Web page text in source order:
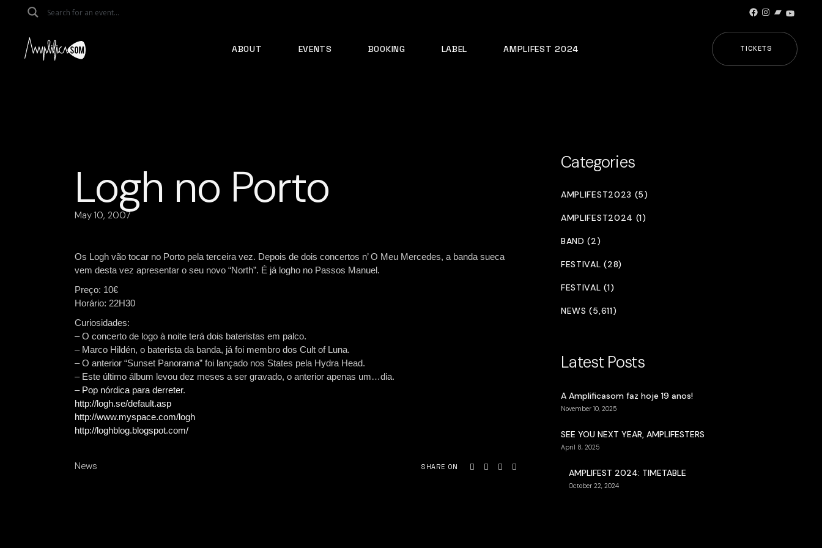
Facebook
Instagram
Bandcamp
ABOUT EVENTS BOOKING LABEL AMPLIFEST 2024 TICKETS
Logh no Porto
May 10, 2007
Os Logh vão tocar no Porto pela terceira vez. Depois de dois concertos n’ O Meu Mercedes, a banda sueca
vem desta vez apresentar o seu novo “North”. É já logho no Passos Manuel.
Preço: 10€
Horário: 22H30
Curiosidades:
– O concerto de logo à noite terá dois bateristas em palco.
– Marco Hildén, o baterista da banda, já foi membro dos Cult of Luna.
– O anterior “Sunset Panorama” foi lançado nos States pela Hydra Head.
– Este último álbum levou dez meses a ser gravado, o anterior apenas um…dia.
– Pop nórdica para derreter.
http://logh.se/default.asp
http://www.myspace.com/logh
http://loghblog.blogspot.com/
News SHARE ON
Categories
AMPLIFEST2023 (5)
AMPLIFEST2024 (1)
BAND (2)
FESTIVAL (28)
FESTIVAL (1)
NEWS (5,611)
Latest Posts
A Amplificasom faz hoje 19 anos!
November 10, 2025
SEE YOU NEXT YEAR, AMPLIFESTERS
April 8, 2025
AMPLIFEST 2024: TIMETABLE
October 22, 2024